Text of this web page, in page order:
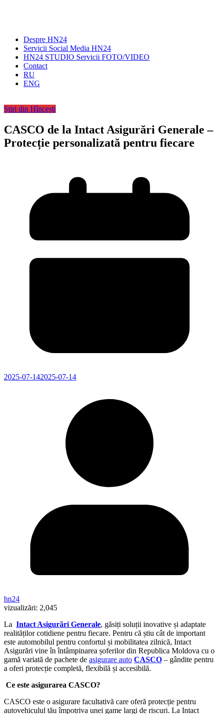
Despre HN24
Servicii Social Media HN24
HN24 STUDIO Servicii FOTO/VIDEO
Contact
RU
ENG
Știri din Hîncești
CASCO de la Intact Asigurări Generale –
Protecție personalizată pentru fiecare
2025-07-142025-07-14
hn24
vizualizări: 2,045
La Intact Asigurări Generale, găsiți soluții inovative și adaptate
realităților cotidiene pentru fiecare. Pentru că știu cât de important
este automobilul pentru confortul și mobilitatea zilnică, Intact
Asigurări vine în întâmpinarea șoferilor din Republica Moldova cu o
gamă variată de pachete de asigurare auto CASCO – gândite pentru
a oferi protecție completă, flexibilă și accesibilă.
Ce este asigurarea CASCO?
CASCO este o asigurare facultativă care oferă protecție pentru
autovehiculul tău împotriva unei game largi de riscuri. La Intact